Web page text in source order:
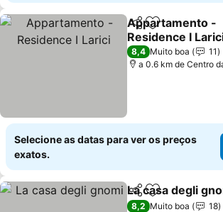
PartilharAdicionar
Appartamento -
Residence I
Ver preços
8,4 Muito boa
11
a 0.6 km de Centro
Selecione as datas para ver os preços
exatos.
PartilharAdicionar
La casa degli
8,2 Muito boa
18